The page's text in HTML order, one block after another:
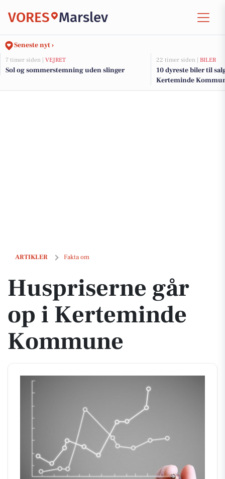
VORES Marslev
Seneste nyt ›
7 timer siden | VEJRET
Sol og sommerstemning uden slinger
22 timer siden | BILER
10 dyreste biler til
Kerteminde
ARTIKLER Fakta om
Huspriserne går op i Kerteminde Kommune
Huspriserne går
op i Kerteminde
Kommune